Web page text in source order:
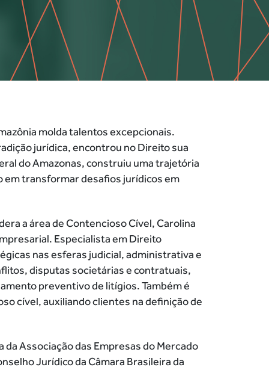
molda talentos excepcionais.
jurídica, encontrou no Direito sua
do Amazonas, construiu uma trajetória
em transformar desafios jurídicos em
a área de Contencioso Cível, Carolina
Especialista em Direito
nas esferas judicial, administrativa e
disputas societárias e contratuais,
preventivo de litígios. Também é
cível, auxiliando clientes na definição de
Associação das Empresas do Mercado
Jurídico da Câmara Brasileira da